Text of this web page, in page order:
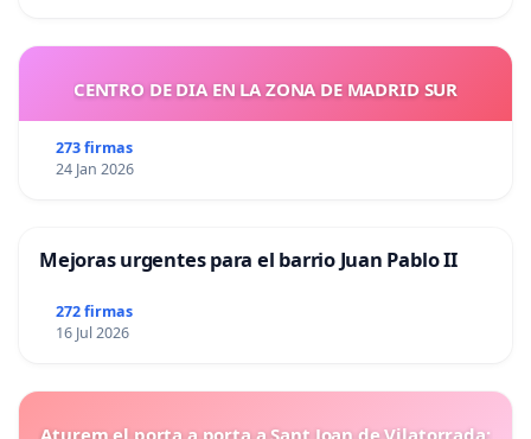
CENTRO DE DIA EN LA ZONA DE MADRID SUR
273 firmas
24 Jan 2026
Mejoras urgentes para el barrio Juan Pablo II
272 firmas
16 Jul 2026
Aturem el porta a porta a Sant Joan de Vilatorrada: